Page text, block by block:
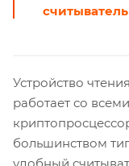
считыватель
Устройство
работает со
большинством